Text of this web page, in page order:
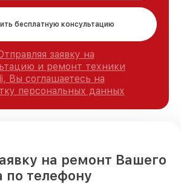
бесплатную консультацию
заявку на
и ремонт техники
Вы соглашаетесь на
персональных данных
на ремонт Вашего
по телефону